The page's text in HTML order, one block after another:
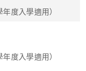
度入學適用）
度入學適用）